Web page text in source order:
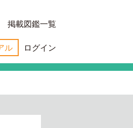
掲載図鑑一覧
ル ログイン